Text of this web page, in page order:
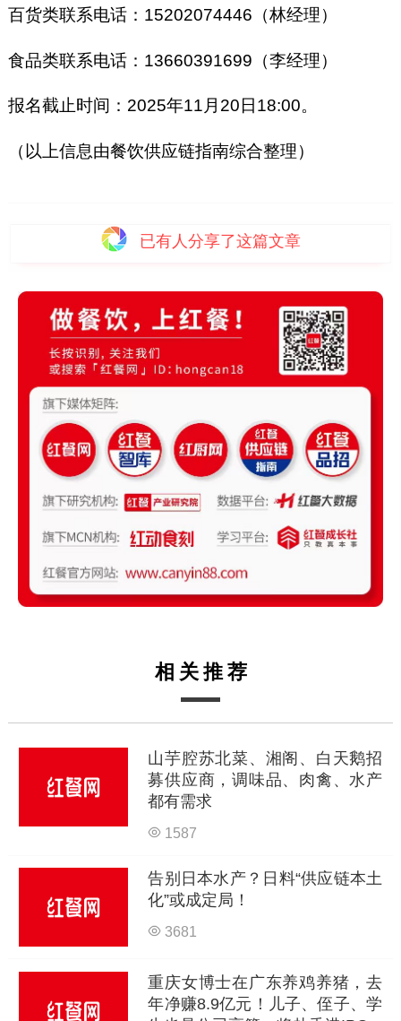
百货类联系电话：15202074446（林经理）
食品类联系电话：13660391699（李经理）
报名截止时间：2025年11月20日18:00。
（以上信息由餐饮供应链指南综合整理）
已有 人分享了这篇文章
相关推荐
山芋腔苏北菜、湘阁、白天鹅招
募供应商，调味品、肉禽、水产
都有需求
1587
告别日本水产？日料“供应链本土
化”或成定局！
3681
重庆女博士在广东养鸡养猪，去
年净赚8.9亿元！儿子、侄子、学